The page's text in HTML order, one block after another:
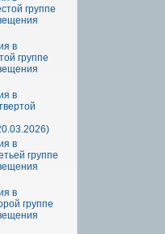
группе
в
группе
в
в
группе
в
группе